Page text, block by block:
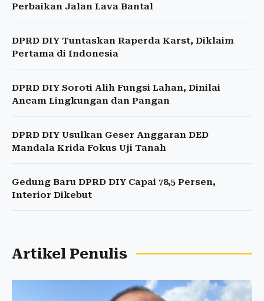
Perbaikan Jalan Lava Bantal
DPRD DIY Tuntaskan Raperda Karst, Diklaim
Pertama di Indonesia
DPRD DIY Soroti Alih Fungsi Lahan, Dinilai
Ancam Lingkungan dan Pangan
DPRD DIY Usulkan Geser Anggaran DED
Mandala Krida Fokus Uji Tanah
Gedung Baru DPRD DIY Capai 78,5 Persen,
Interior Dikebut
Artikel Penulis